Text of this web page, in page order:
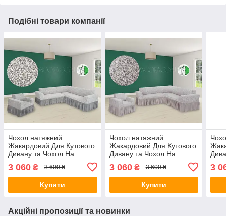
Подібні товари компанії
Чохол натяжний
Жакардовий Для Кутового
Дивану та Чохол На
Venera
3 060 ₴ 3 600 ₴
Купити
Чохол натяжний
Жакардовий Для Кутового
Дивану та Чохол На
молочний Venera
3 060₴ 3 600 ₴
Купити
3
Акційні пропозиції та новинки